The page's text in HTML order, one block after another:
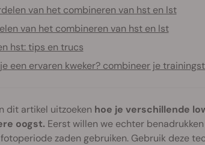
van het combineren van hst en lst
van het combineren van hst en lst
hst: tips en trucs
een ervaren kweker? combineer je
dit artikel uitzoeken hoe je verschillende
oogst. Eerst willen we echter
zaden gebruiken. Gebruik deze